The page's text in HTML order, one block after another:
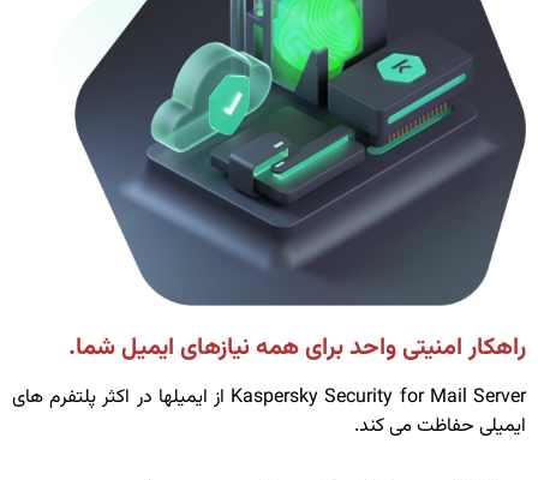
راهکار امنیتی واحد برای همه نیازهای ایمیل شما.
Kaspersky Security for Mail Server از ایمیلها در اکثر پلتفرم های
ایمیلی حفاظت می کند.